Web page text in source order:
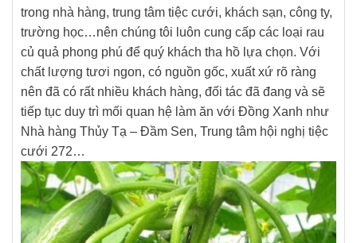
trong nhà hàng, trung tâm tiệc cưới, khách sạn, công ty,
trường học…nên chúng tôi luôn cung cấp các loại rau
củ quả phong phú để quý khách tha hồ lựa chọn. Với
chất lượng tươi ngon, có nguồn gốc, xuất xứ rõ ràng
nên đã có rất nhiều khách hàng, đối tác đã đang và sẽ
tiếp tục duy trì mối quan hệ làm ăn với Đồng Xanh như
Nhà hàng Thủy Tạ – Đầm Sen, Trung tâm hội nghị tiệc
cưới 272…